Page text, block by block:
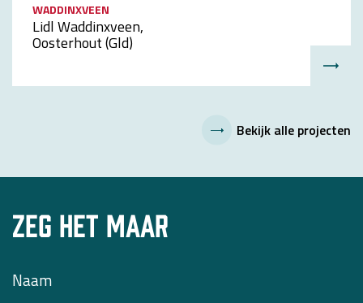
WADDINXVEEN
Lidl Waddinxveen,
Oosterhout (Gld)
Bekijk alle projecten
Zeg het maar